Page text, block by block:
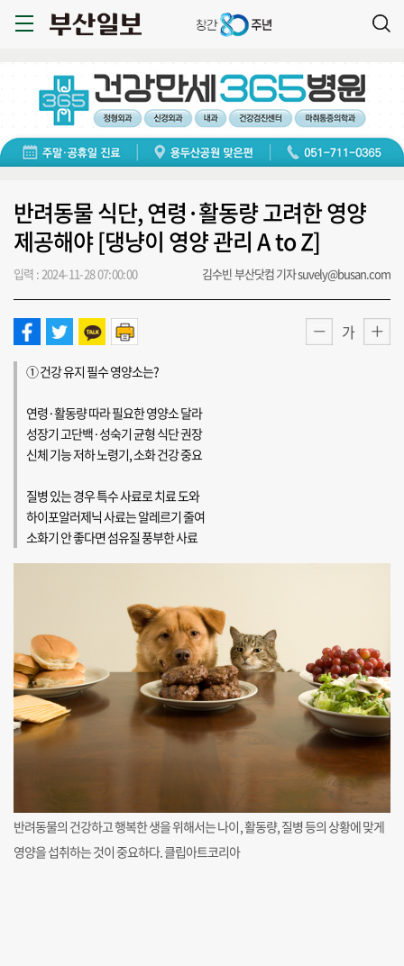
반려동물 식단, 연령·활동량 고려한 영양
제공해야 [댕냥이 영양 관리 A to Z]
입력 : 2024-11-28 07:00:00 김수빈 부산닷컴 기자 suvely@busan.com
가
① 건강 유지 필수 영양소는?
연령·활동량 따라 필요한 영양소 달라
성장기 고단백·성숙기 균형 식단 권장
신체 기능 저하 노령기, 소화 건강 중요
질병 있는 경우 특수 사료로 치료 도와
하이포알러제닉 사료는 알레르기 줄여
소화기 안 좋다면 섬유질 풍부한 사료
반려동물의 건강하고 행복한 생을 위해서는 나이, 활동량, 질병 등의 상황에 맞게
영양을 섭취하는 것이 중요하다. 클립아트코리아